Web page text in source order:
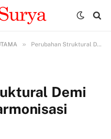
» Perubahan Struktural Demi Terciptanya Harmonisasi Finansial
Demi